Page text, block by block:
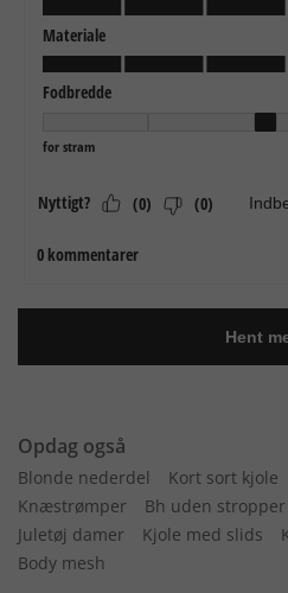
Opdag også
Blonde nederdel Kort sort kjole
Knæstrømper
Bh uden stropper
Juletøj damer
Kjole med slids
Body mesh